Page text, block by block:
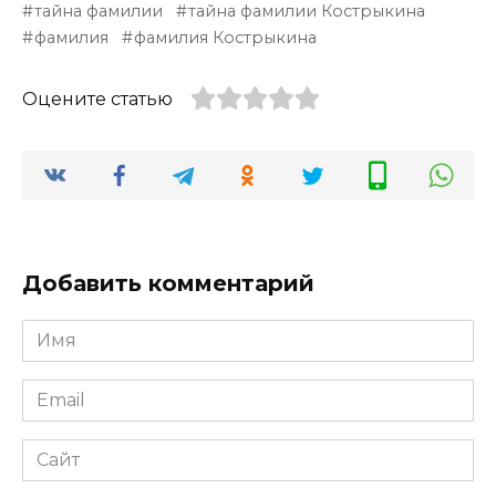
тайна фамилии
тайна фамилии Кострыкина
фамилия
фамилия Кострыкина
Оцените статью
Добавить комментарий
Имя
*
Email
*
Сайт